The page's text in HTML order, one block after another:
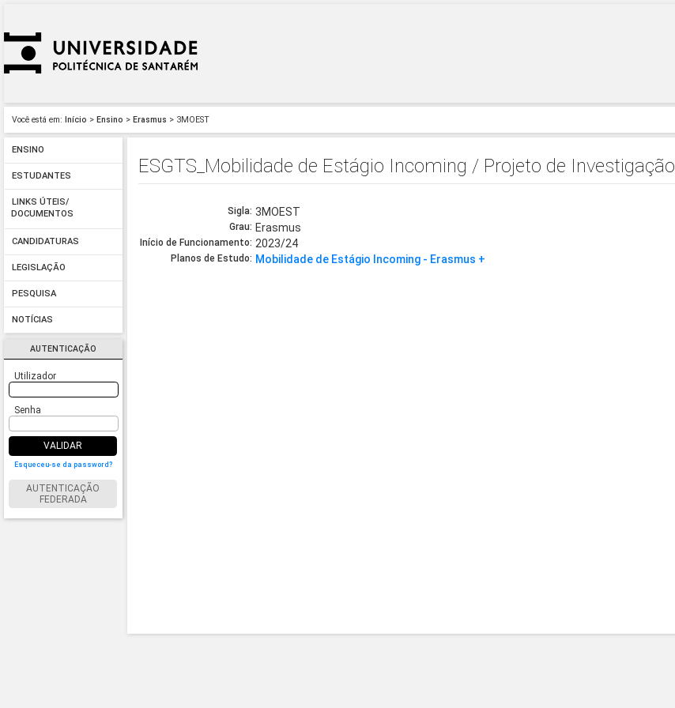
Você está em: Início > Ensino > Erasmus > 3MOEST
ENSINO
ESTUDANTES
LINKS ÚTEIS/
DOCUMENTOS
CANDIDATURAS
LEGISLAÇÃO
PESQUISA
NOTÍCIAS
AUTENTICAÇÃO
Utilizador
Senha
VALIDAR
Esqueceu-se da password?
AUTENTICAÇÃO
FEDERADA
ESGTS_Mobilidade de Estágio Incoming / Projeto de Investigação
Sigla: 3MOEST
Grau: Erasmus
Início de Funcionamento: 2023/24
Planos de Estudo: Mobilidade de Estágio Incoming - Erasmus +